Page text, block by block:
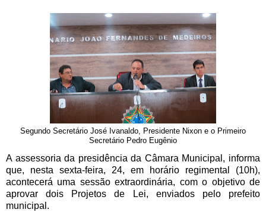
Segundo Secretário José Ivanaldo, Presidente Nixon e o Primeiro
Secretário Pedro Eugênio
A assessoria da presidência da Câmara Municipal, informa
que, nesta sexta-feira, 24, em horário regimental (10h),
acontecerá uma sessão extraordinária, com o objetivo de
aprovar dois Projetos de Lei, enviados pelo prefeito
municipal.